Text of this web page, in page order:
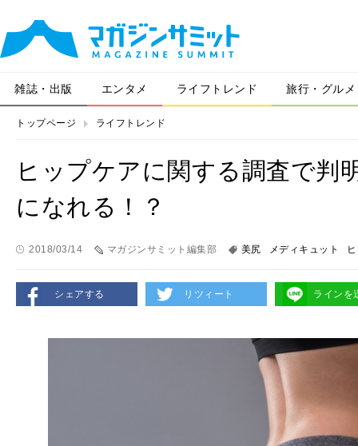
雑誌・出版 エンタメ ライフトレンド 旅行・グルメ
トップページ ライフトレンド
ヒップケアに関する調査で判
になれる！？
2018/03/14 マガジンサミット編集部 美尻 メディキュット
シェアする リツィート ラインを